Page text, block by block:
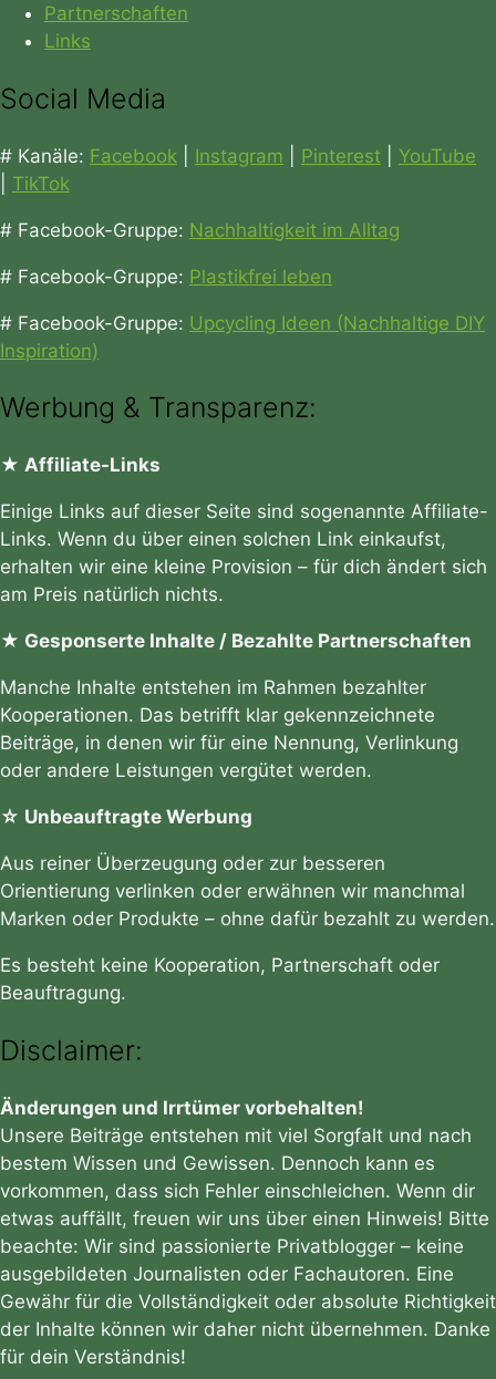
Partnerschaften
Links
Social Media
# Kanäle: Facebook Instagram Pinterest
YouTube
TikTok
# Facebook-Gruppe: Nachhaltigkeit im Alltag
# Facebook-Gruppe: Plastikfrei leben
# Facebook-Gruppe: Upcycling Ideen (Nachhaltige DIY
Inspiration)
Werbung & Transparenz:
★ Affiliate-Links
Einige Links auf dieser Seite sind sogenannte Affiliate-
Links. Wenn du über einen solchen Link einkaufst,
erhalten wir eine kleine Provision – für dich ändert sich
am Preis natürlich nichts.
★ Gesponserte Inhalte / Bezahlte Partnerschaften
Manche Inhalte entstehen im Rahmen bezahlter
Kooperationen. Das betrifft klar gekennzeichnete
Beiträge, in denen wir für eine Nennung, Verlinkung
oder andere Leistungen vergütet werden.
☆ Unbeauftragte Werbung
Aus reiner Überzeugung oder zur besseren
Orientierung verlinken oder erwähnen wir manchmal
Marken oder Produkte – ohne dafür bezahlt zu werden.
Es besteht keine Kooperation, Partnerschaft oder
Beauftragung.
Disclaimer:
Änderungen und Irrtümer vorbehalten!
Unsere Beiträge entstehen mit viel Sorgfalt und nach
bestem Wissen und Gewissen. Dennoch kann es
vorkommen, dass sich Fehler einschleichen. Wenn dir
etwas auffällt, freuen wir uns über einen Hinweis! Bitte
beachte: Wir sind passionierte Privatblogger – keine
ausgebildeten Journalisten oder Fachautoren. Eine
Gewähr für die Vollständigkeit oder absolute Richtigkeit
der Inhalte können wir daher nicht übernehmen. Danke
für dein Verständnis!